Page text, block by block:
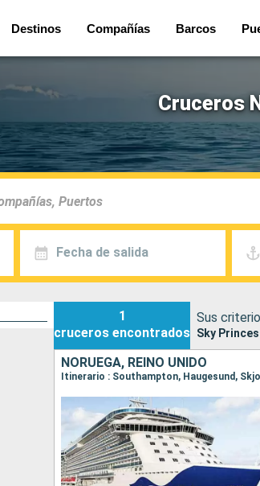
Destinos Compañías Barcos
Cruceros
Fecha de salida
1
cruceros encontrados
Sus
Sky
NORUEGA, REINO UNIDO
Itinerario : Southampton, Haugesund,